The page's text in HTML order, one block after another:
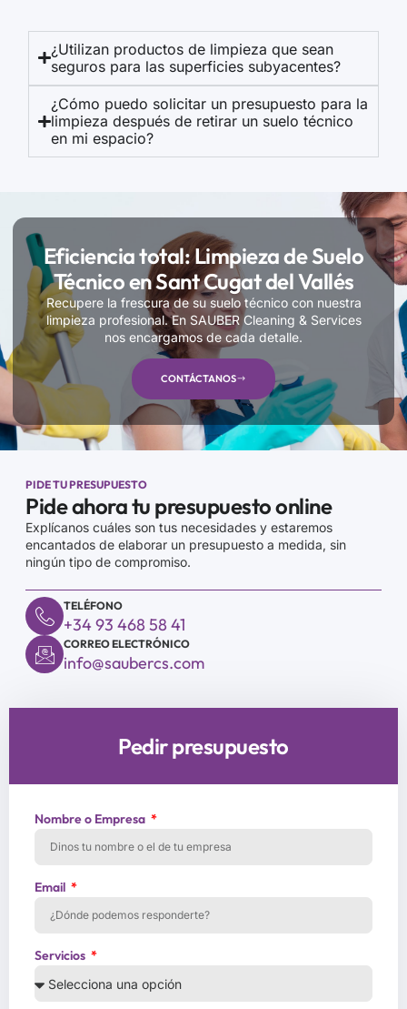
¿Utilizan productos de limpieza que sean
seguros para las superficies subyacentes?
¿Cómo puedo solicitar un presupuesto para la
limpieza después de retirar un suelo técnico
en mi espacio?
Eficiencia total: Limpieza de Suelo
Técnico en Sant Cugat del Vallés
Recupere la frescura de su suelo técnico con nuestra
limpieza profesional. En SAUBER Cleaning & Services
nos encargamos de cada detalle.
CONTÁCTANOS
Pedir presupuesto
Nombre o Empresa
Email
Servicios
PIDE TU PRESUPUESTO
Pide ahora tu presupuesto online
Explícanos cuáles son tus necesidades y estaremos
encantados de elaborar un presupuesto a medida, sin
ningún tipo de compromiso.
TELÉFONO
+34 93 468 58 41
CORREO ELECTRÓNICO
info@saubercs.com